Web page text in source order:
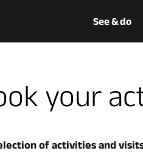
See & do
your
of activities and